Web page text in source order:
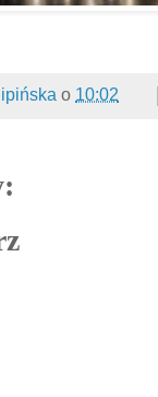
o 10:02